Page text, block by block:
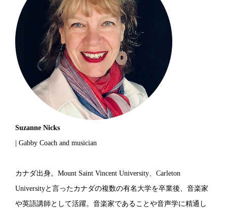
Suzanne Nicks
| Gabby Coach and musician
カナダ出身。Mount Saint Vincent University、Carleton
Universityと言ったカナダの複数の有名大学を卒業後、音楽家
や英語講師として活躍。音楽家であることや音声学に精通し